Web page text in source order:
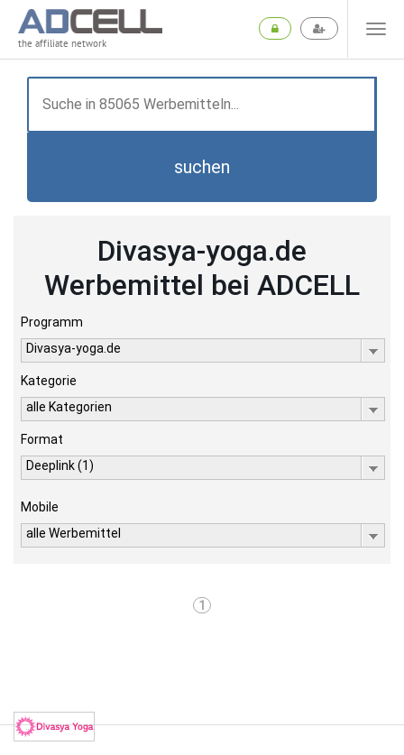
the affiliate network
suchen
Divasya-yoga.de
Werbemittel bei ADCELL
Programm
Divasya-yoga.de
Kategorie
alle Kategorien
Format
Deeplink (1)
Mobile
alle Werbemittel
1